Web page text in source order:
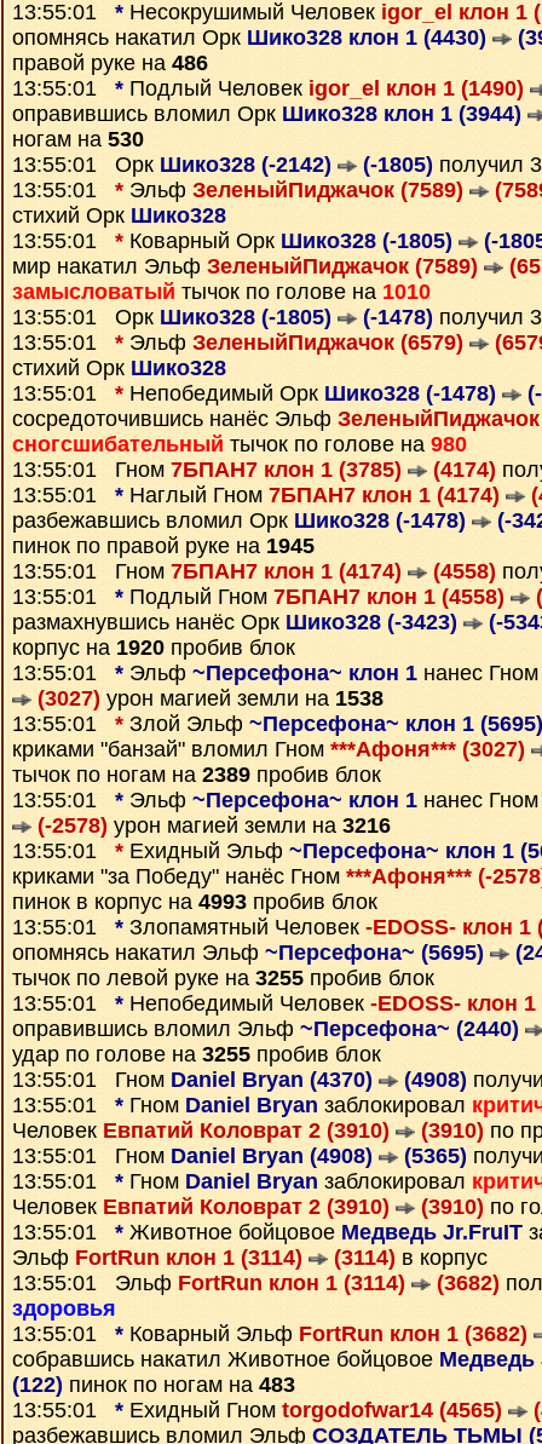
13:55:01 * Несокрушимый Человек igor_el клон 1
опомнясь накатил Орк Шико328 клон 1 (4430)
правой руке на 486
13:55:01 * Подлый Человек igor_el клон 1 (1490)
оправившись вломил Орк Шико328 клон 1 (3944)
ногам на 530
13:55:01 Орк Шико328 (-2142) (-1805) получил
13:55:01 * Эльф ЗеленыйПиджачок (7589)
стихий Орк Шико328
13:55:01 * Коварный Орк Шико328 (-1805)
(-
мир накатил Эльф ЗеленыйПиджачок (7589)
замысловатый тычок по голове на 1010
13:55:01 Орк Шико328 (-1805) (-1478) получил
13:55:01 * Эльф ЗеленыйПиджачок (6579)
стихий Орк Шико328
13:55:01 * Непобедимый Орк Шико328 (-1478)
сосредоточившись нанёс Эльф
сногсшибательный тычок по голове на 980
13:55:01 Гном 7БПАН7 клон 1 (3785) (4174)
13:55:01 * Наглый Гном 7БПАН7 клон 1 (4174)
разбежавшись вломил Орк Шико328 (-1478)
(-
пинок по правой руке на 1945
13:55:01 Гном 7БПАН7 клон 1 (4174) (4558)
13:55:01 * Подлый Гном 7БПАН7 клон 1 (4558)
размахнувшись нанёс Орк Шико328 (-3423)
(-
корпус на 1920 пробив блок
13:55:01 * Эльф ~Персефона~ клон 1 нанес
(3027) урон магией земли на 1538
13:55:01 * Злой Эльф ~Персефона~ клон 1
криками "банзай" вломил Гном ***Афоня*** (3027)
тычок по ногам на 2389 пробив блок
13:55:01 * Эльф ~Персефона~ клон 1 нанес
(-2578) урон магией земли на 3216
13:55:01 * Ехидный Эльф ~Персефона~ клон 1
криками "за Победу" нанёс Гном ***Афоня*** (-
пинок в корпус на 4993 пробив блок
13:55:01 * Злопамятный Человек -EDOSS- клон 1
опомнясь накатил Эльф ~Персефона~ (5695)
тычок по левой руке на 3255 пробив блок
13:55:01 * Непобедимый Человек -EDOSS- клон
оправившись вломил Эльф ~Персефона~ (2440)
удар по голове на 3255 пробив блок
13:55:01 Гном Daniel Bryan (4370) (4908)
13:55:01 * Гном Daniel Bryan заблокировал
Человек Евпатий Коловрат 2 (3910) (3910) по
13:55:01 Гном Daniel Bryan (4908) (5365)
13:55:01 * Гном Daniel Bryan заблокировал
Человек Евпатий Коловрат 2 (3910) (3910) по
13:55:01 * Животное бойцовое Медведь Jr.FruIT
Эльф FortRun клон 1 (3114) (3114) в корпус
13:55:01 Эльф FortRun клон 1 (3114) (3682)
здоровья
13:55:01 * Коварный Эльф FortRun клон 1 (3682)
собравшись накатил Животное бойцовое Медведь
(122) пинок по ногам на 483
13:55:01 * Ехидный Гном torgodofwar14 (4565)
разбежавшись вломил Эльф СОЗДАТЕЛЬ ТЬМЫ